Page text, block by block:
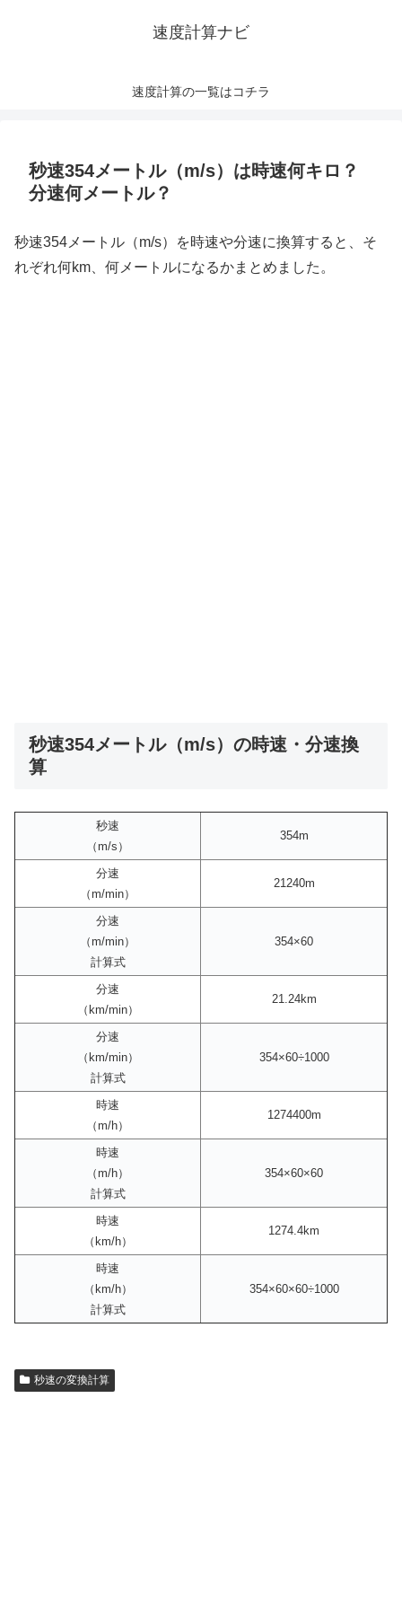
速度計算ナビ
速度計算の一覧はコチラ
秒速354メートル（m/s）は時速何キロ？
分速何メートル？
秒速354メートル（m/s）を時速や分速に換算すると、そ
れぞれ何km、何メートルになるかまとめました。
秒速354メートル（m/s）の時速・分速換
算
秒速
（m/s）
354m
分速
（m/min）
21240m
分速
（m/min）
計算式
354×60
分速
（km/min）
21.24km
分速
（km/min）
計算式
354×60÷1000
時速
（m/h）
1274400m
時速
（m/h）
計算式
354×60×60
時速
（km/h）
1274.4km
時速
（km/h）
計算式
354×60×60÷1000
秒速の変換計算